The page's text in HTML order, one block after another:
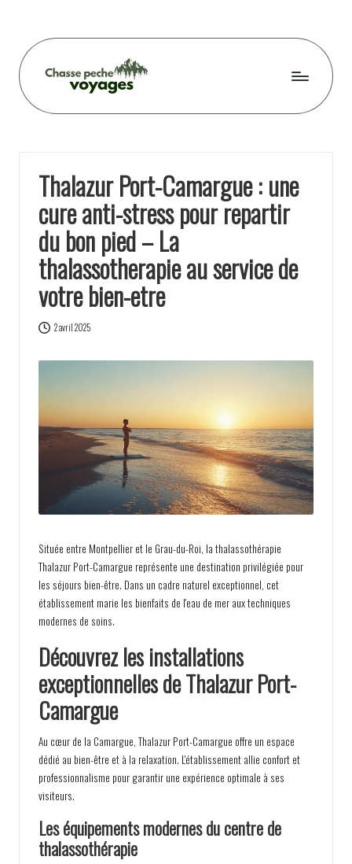
content
C
s
s
e
p
e
c
h
e
v
o
y
g
e
s
Thalazur Port-Camargue : une
cure anti-stress pour repartir
du bon pied – La
thalassotherapie au service de
votre bien-etre
2 avril 2025
Située entre Montpellier et le Grau-du-Roi, la thalassothérapie
Thalazur Port-Camargue représente une destination privilégiée pour
les séjours bien-être. Dans un cadre naturel exceptionnel, cet
établissement marie les bienfaits de l'eau de mer aux techniques
modernes de soins.
Découvrez les installations
exceptionnelles de Thalazur Port-
Camargue
Au cœur de la Camargue, Thalazur Port-Camargue offre un espace
dédié au bien-être et à la relaxation. L'établissement allie confort et
professionnalisme pour garantir une expérience optimale à ses
visiteurs.
Les équipements modernes du centre de
thalassothérapie